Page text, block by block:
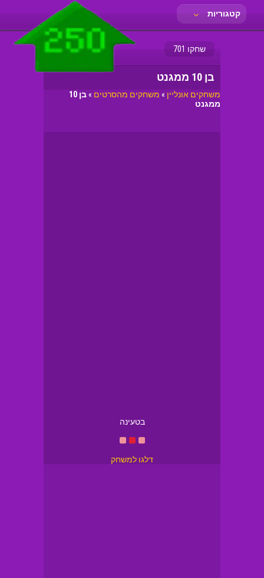
קטגוריות
שחקו 701
בן 10 ממגנט
משחקים אונליין » משחקים מהסרטים »
בן 10
ממגנט
בטעינה
דלגו למשחק